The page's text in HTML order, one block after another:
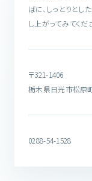
ばに、しっとりとし
し上がってみてくだ
〒321-1406
栃木県日光市松原町
0288-54-1528